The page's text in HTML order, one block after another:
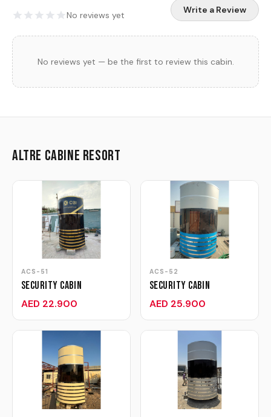
No reviews yet Write a Review
No reviews yet — be the first to review this cabin.
Altre cabine resort
ACS-51
Security Cabin
AED 22.900
ACS-52
Security Cabin
AED 25.900